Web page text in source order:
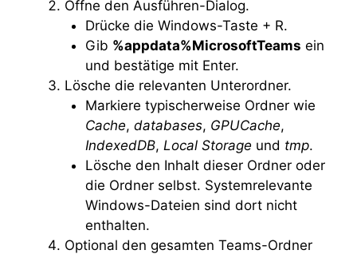
Öffne den Ausführen-Dialog.
Drücke die Windows-Taste + R.
Gib %appdata%MicrosoftTeams ein
und bestätige mit Enter.
Lösche die relevanten Unterordner.
Markiere typischerweise Ordner wie
Cache, databases, GPUCache,
IndexedDB, Local Storage und tmp.
Lösche den Inhalt dieser Ordner oder
die Ordner selbst. Systemrelevante
Windows-Dateien sind dort nicht
enthalten.
Optional den gesamten Teams-Ordner